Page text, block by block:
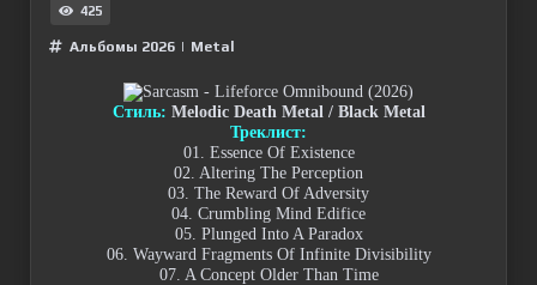
425
Альбомы 2026 | Metal
Стиль: Melodic Death Metal / Black Metal
Треклист:
01. Essence Of Existence
02. Altering The Perception
03. The Reward Of Adversity
04. Crumbling Mind Edifice
05. Plunged Into A Paradox
06. Wayward Fragments Of Infinite Divisibility
07. A Concept Older Than Time